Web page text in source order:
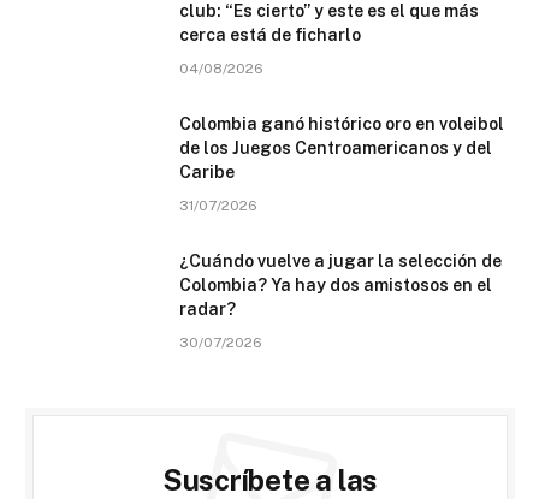
club: “Es cierto” y este es el que más
cerca está de ficharlo
04/08/2026
Colombia ganó histórico oro en voleibol
de los Juegos Centroamericanos y del
Caribe
31/07/2026
¿Cuándo vuelve a jugar la selección de
Colombia? Ya hay dos amistosos en el
radar?
30/07/2026
Suscríbete a las